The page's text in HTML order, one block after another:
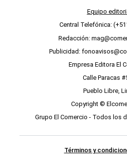
Equipo
Central Telefónica:
Redacción:
Publicidad:
Empresa Editora El
Calle Paracas
Pueblo Libre,
Copyright ©
Grupo El Comercio - Todos los
Términos y